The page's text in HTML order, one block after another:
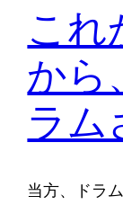
これ
から
ラム
当方、ドラ